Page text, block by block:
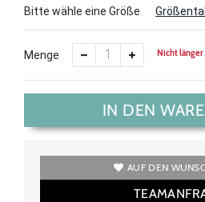
Bitte wähle eine Größe
Menge Nicht
IN DEN
AUF DEN